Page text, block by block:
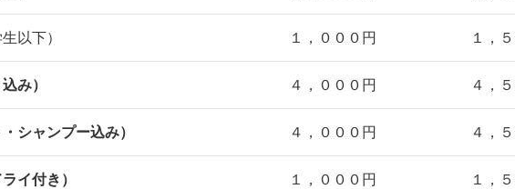
以下） １，０００円 １，
み） ４，０００円 ４，
シャンプー込み） ４，０００円 ４，
イ付き） １，０００円 １，